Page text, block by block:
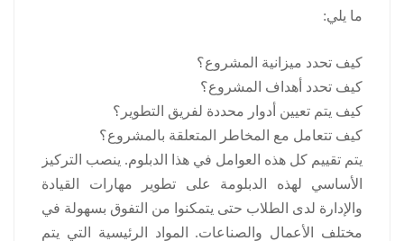
ما يلي:
كيف تحدد ميزانية المشروع؟
كيف تحدد أهداف المشروع؟
كيف يتم تعيين أدوار محددة لفريق التطوير؟
كيف تتعامل مع المخاطر المتعلقة بالمشروع؟
يتم تقييم كل هذه العوامل في هذا الدبلوم. ينصب التركيز
الأساسي لهذه الدبلومة على تطوير مهارات القيادة
والإدارة لدى الطلاب حتى يتمكنوا من التفوق بسهولة في
مختلف الأعمال والصناعات.
المواد الرئيسية التي يتم